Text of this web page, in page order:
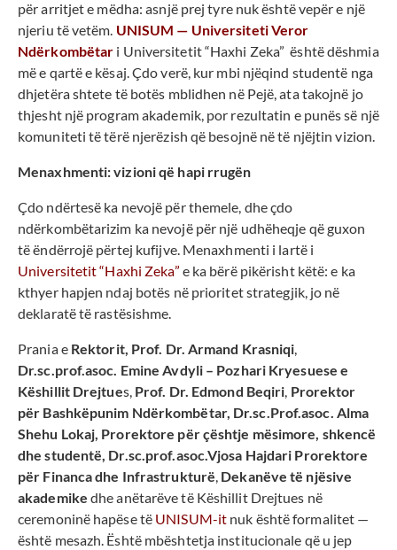
për arritjet e mëdha: asnjë prej tyre nuk është vepër e një
njeriu të vetëm. UNISUM — Universiteti Veror
Ndërkombëtar i Universitetit “Haxhi Zeka” është dëshmia
më e qartë e kësaj. Çdo verë, kur mbi njëqind studentë nga
dhjetëra shtete të botës mblidhen në Pejë, ata takojnë jo
thjesht një program akademik, por rezultatin e punës së një
komuniteti të tërë njerëzish që besojnë në të njëjtin vizion.
Menaxhmenti: vizioni që hapi rrugën
Çdo ndërtesë ka nevojë për themele, dhe çdo
ndërkombëtarizim ka nevojë për një udhëheqje që guxon
të ëndërrojë përtej kufijve. Menaxhmenti i lartë i
Universitetit “Haxhi Zeka” e ka bërë pikërisht këtë: e ka
kthyer hapjen ndaj botës në prioritet strategjik, jo në
deklaratë të rastësishme.
Prania e Rektorit, Prof. Dr. Armand Krasniqi,
Dr.sc.prof.asoc. Emine Avdyli – Pozhari Kryesuese e
Këshillit Drejtues, Prof. Dr. Edmond Beqiri, Prorektor
për Bashkëpunim Ndërkombëtar, Dr.sc.Prof.asoc. Alma
Shehu Lokaj, Prorektore për çështje mësimore, shkencë
dhe studentë, Dr.sc.prof.asoc.Vjosa Hajdari Prorektore
për Financa dhe Infrastrukturë, Dekanëve të njësive
akademike dhe anëtarëve të Këshillit Drejtues në
ceremoninë hapëse të UNISUM-it nuk është formalitet —
është mesazh. Është mbështetja institucionale që u jep